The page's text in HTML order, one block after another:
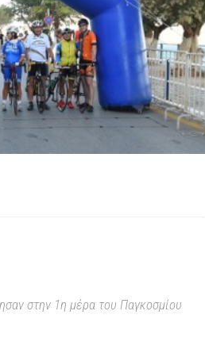
στην 1η μέρα του Παγκοσμίου